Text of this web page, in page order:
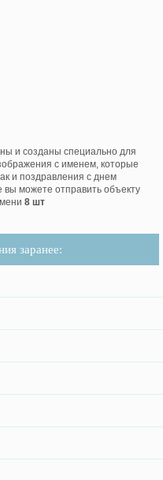
и созданы специально для
с именем, которые
и поздравления с днем
можете отправить объекту
8 шт
заранее: